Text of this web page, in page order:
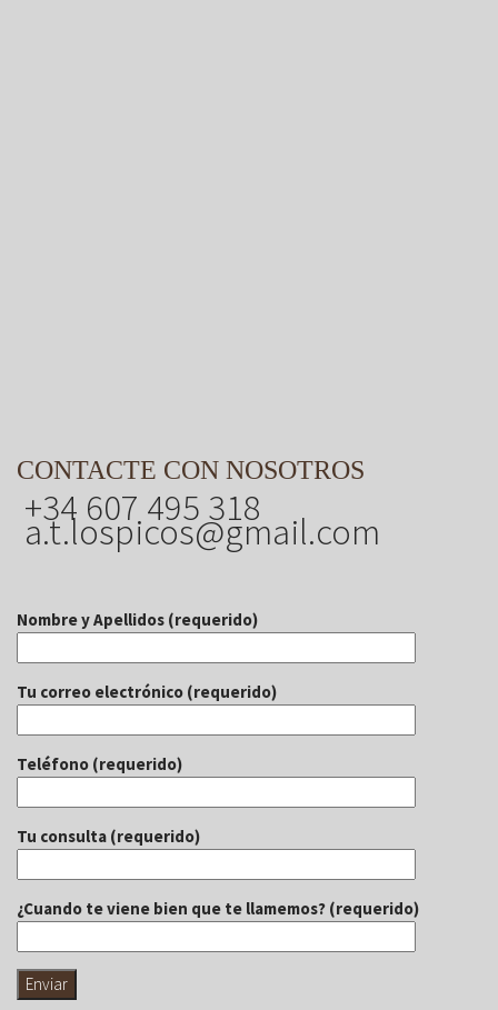
CONTACTE CON NOSOTROS
+34 607 495 318
a.t.lospicos@gmail.com
Nombre y Apellidos (requerido)
Tu correo electrónico (requerido)
Teléfono (requerido)
Tu consulta (requerido)
¿Cuando te viene bien que te llamemos? (requerido)